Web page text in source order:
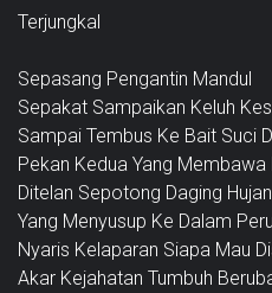
Terjungkal
Sepasang Pengantin Mandul
Sepakat Sampaikan Keluh
Sampai Tembus Ke Bait Suci
Pekan Kedua Yang Membawa
Ditelan Sepotong Daging
Yang Menyusup Ke Dalam
Nyaris Kelaparan Siapa Mau
Akar Kejahatan Tumbuh